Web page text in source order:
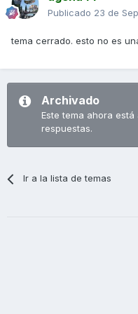
Publicado 23 de
tema cerrado. esto no es
Archivado
Este tema ahora
respuestas.
Ir a la lista de temas